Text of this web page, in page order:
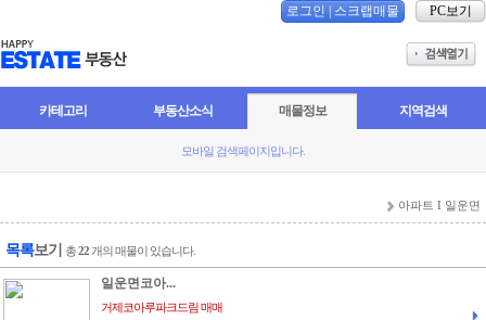
로그인 스크랩매물 PC보기
카테고리 부동산소식 매물정보 지역검색
모바일 검색페이지입니다.
아파트 I 일운면
목록보기 총22 개의 매물이 있습니다.
일운면코아...
거제코아루파크드림 매매